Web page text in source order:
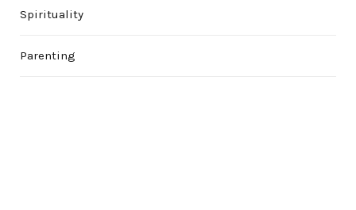
Spirituality
Parenting